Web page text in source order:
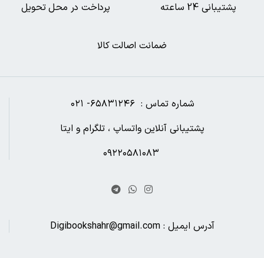
ضمانت اصالت کالا
پرداخت در محل تحویل پشتیبانی 24 ساعته
شماره تماس : ۶۵۸۳۱۲۴۶- ۰۲۱
پشتیبانی آنلاین واتساپ ، تلگرام و ایتا
آدرس ایمیل : Digibookshahr@gmail.com